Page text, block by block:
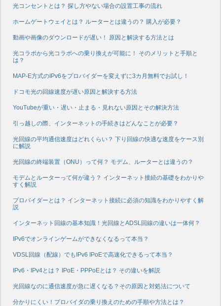
光コンセントとは？ 探し方やない場合の設置工事の流れ
ホームゲートウェイとは？ ルーターとは違うの？ 購入が必要？
動画や画像のダウンロードが遅い！ 原因と解決する方法とは
光コラボから光コラボへの乗り換えが可能に！ そのメリットと手順と
は？
MAP-E方式のIPv6をプロバイダーを変えずに3カ月無料でお試し！
ドコモ光の回線速度が遅い原因と解決する方法
YouTubeが重い・遅い・止まる・見れない原因とその解決方法
引っ越しの際、インターネットの手続きはどんなことが必要？
光回線の平均通信速度はどれくらい？ 下り回線の快適な速度をケース別
に解説
光回線の終端装置（ONU）って何？ モデム、ルーターとは違うの？
モデムとルーターって何が違う？ インターネット接続の基礎をわかりや
すく解説
プロバイダーとは？ インターネット接続に必須の知識をわかりやすく解
説
インターネット回線の基本知識！光回線とADSL回線の違いは一体何？
IPv6でオンラインゲームができなくなるって本当？
VDSL回線（配線）でもIPv6 IPoEで高速化できるって本当？
IPv6・IPv4とは？ IPoE・PPPoEとは？ その違いを解説
光回線なのに通信速度が急に遅くなる？その原因と対処法について
分かりにくい！プロバイダの乗り換えのための手順や方法とは？